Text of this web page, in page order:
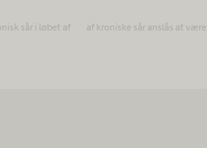
sår i løbet af
af kroniske sår anslås at være